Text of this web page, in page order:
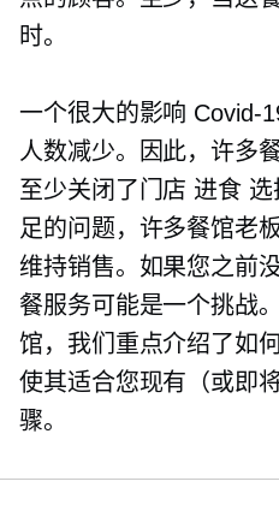
时。
一个很大的影响 Covid-
人数减少。因此，许多
至少关闭了门店 进食 选
足的问题，许多餐馆老
维持销售。如果您之前
餐服务可能是一个挑战
馆，我们重点介绍了如
使其适合您现有（或即
骤。